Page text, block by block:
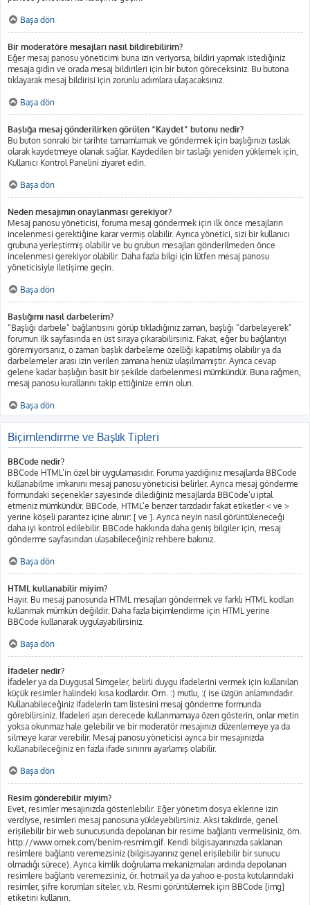
Başa dön
Bir moderatöre mesajları nasıl bildirebilirim?
Eğer mesaj panosu yöneticimi buna izin veriyorsa, bildiri yapmak istediğiniz
mesaja gidin ve orada mesaj bildirileri için bir buton göreceksiniz. Bu butona
tıklayarak mesaj bildirisi için zorunlu adımlara ulaşacaksınız.
Başa dön
Başlığa mesaj gönderilirken görülen “Kaydet” butonu nedir?
Bu buton sonraki bir tarihte tamamlamak ve göndermek için başlığınızı taslak
olarak kaydetmeye olanak sağlar. Kaydedilen bir taslağı yeniden yüklemek için,
Kullanıcı Kontrol Panelini ziyaret edin.
Başa dön
Neden mesajımın onaylanması gerekiyor?
Mesaj panosu yöneticisi, foruma mesaj göndermek için ilk önce mesajların
incelenmesi gerektiğine karar vermiş olabilir. Ayrıca yönetici, sizi bir kullanıcı
grubuna yerleştirmiş olabilir ve bu grubun mesajları gönderilmeden önce
incelenmesi gerekiyor olabilir. Daha fazla bilgi için lütfen mesaj panosu
yöneticisiyle iletişime geçin.
Başa dön
Başlığımı nasıl darbelerim?
“Başlığı darbele” bağlantısını görüp tıkladığınız zaman, başlığı “darbeleyerek”
forumun ilk sayfasında en üst sıraya çıkarabilirsiniz. Fakat, eğer bu bağlantıyı
göremiyorsanız, o zaman başlık darbeleme özelliği kapatılmış olabilir ya da
darbelemeler arası izin verilen zamana henüz ulaşılmamıştır. Ayrıca cevap
gelene kadar başlığın basit bir şekilde darbelenmesi mümkündür. Buna rağmen,
mesaj panosu kurallarını takip ettiğinize emin olun.
Başa dön
Biçimlendirme ve Başlık Tipleri
BBCode nedir?
BBCode HTML’in özel bir uygulamasıdır. Foruma yazdığınız mesajlarda BBCode
kullanabilme imkanını mesaj panosu yöneticisi belirler. Ayrıca mesaj gönderme
formundaki seçenekler sayesinde dilediğiniz mesajlarda BBCode’u iptal
etmeniz mümkündür. BBCode, HTML’e benzer tarzdadır fakat etiketler < ve >
yerine köşeli parantez içine alınır: [ ve ]. Ayrıca neyin nasıl görüntüleneceği
daha iyi kontrol edilebilir. BBCode hakkında daha geniş bilgiler için, mesaj
gönderme sayfasından ulaşabileceğiniz rehbere bakınız.
Başa dön
HTML kullanabilir miyim?
Hayır. Bu mesaj panosunda HTML mesajları göndermek ve farklı HTML kodları
kullanmak mümkün değildir. Daha fazla biçimlendirme için HTML yerine
BBCode kullanarak uygulayabilirsiniz.
Başa dön
İfadeler nedir?
İfadeler ya da Duygusal Simgeler, belirli duygu ifadelerini vermek için kullanılan
küçük resimler halindeki kısa kodlardır. Örn. :) mutlu, :( ise üzgün anlamındadır.
Kullanabileceğiniz ifadelerin tam listesini mesaj gönderme formunda
görebilirsiniz. İfadeleri aşırı derecede kullanmamaya özen gösterin, onlar metin
yoksa okunmaz hale gelebilir ve bir moderatör mesajınızı düzenlemeye ya da
silmeye karar verebilir. Mesaj panosu yöneticisi ayrıca bir mesajınızda
kullanabileceğiniz en fazla ifade sınırını ayarlamış olabilir.
Başa dön
Resim gönderebilir miyim?
Evet, resimler mesajınızda gösterilebilir. Eğer yönetim dosya eklerine izin
verdiyse, resimleri mesaj panosuna yükleyebilirsiniz. Aksi takdirde, genel
erişilebilir bir web sunucusunda depolanan bir resime bağlantı vermelisiniz, örn.
http://www.ornek.com/benim-resmim.gif. Kendi bilgisayarınızda saklanan
resimlere bağlantı veremezsiniz (bilgisayarınız genel erişilebilir bir sunucu
olmadığı sürece). Ayrıca kimlik doğrulama mekanizmaları ardında depolanan
resimlere bağlantı veremezsiniz, ör. hotmail ya da yahoo e-posta kutularındaki
resimler, şifre korumları siteler, v.b. Resmi görüntülemek için BBCode [img]
etiketini kullanın.